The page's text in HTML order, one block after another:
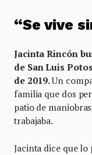
“Se vive
Jacinta Rincón
de San Luis
de 2019.Un
familia que dos
patio de
trabajaba.
Jacinta dice que lo